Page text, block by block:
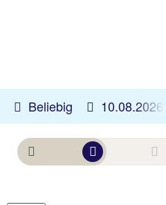
Beliebig 10.08.2026 -